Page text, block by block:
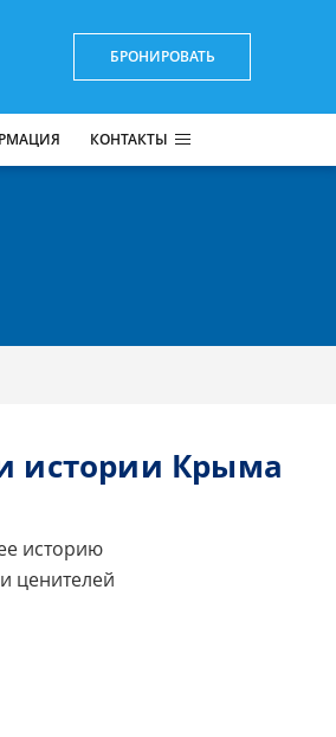
БРОНИРОВАТЬ
КОНТАКТЫ
истории Крыма
историю
ценителей